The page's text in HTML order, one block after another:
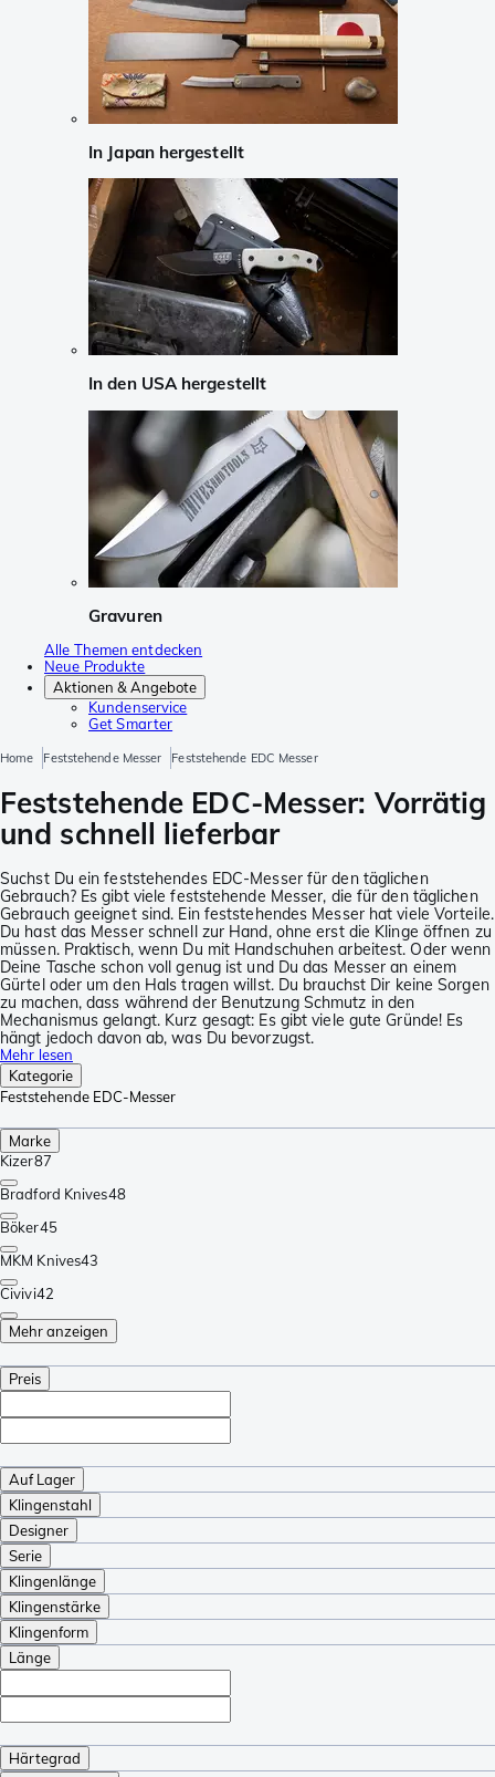
In Japan hergestellt
In den USA hergestellt
Gravuren
Alle Themen entdecken
Neue Produkte
Aktionen & Angebote
Kundenservice
Get Smarter
Home Feststehende Messer Feststehende EDC Messer
Feststehende EDC-Messer: Vorrätig
und schnell lieferbar
Suchst Du ein feststehendes EDC-Messer für den täglichen
Gebrauch? Es gibt viele feststehende Messer, die für den täglichen
Gebrauch geeignet sind. Ein feststehendes Messer hat viele Vorteile.
Du hast das Messer schnell zur Hand, ohne erst die Klinge öffnen zu
müssen. Praktisch, wenn Du mit Handschuhen arbeitest. Oder wenn
Deine Tasche schon voll genug ist und Du das Messer an einem
Gürtel oder um den Hals tragen willst. Du brauchst Dir keine Sorgen
zu machen, dass während der Benutzung Schmutz in den
Mechanismus gelangt. Kurz gesagt: Es gibt viele gute Gründe! Es
hängt jedoch davon ab, was Du bevorzugst.
Mehr lesen
Kategorie
Feststehende EDC-Messer
Marke
Kizer87
Bradford Knives48
Böker45
MKM Knives43
Civivi42
Mehr anzeigen
Preis
Auf Lager
Klingenstahl
Designer
Serie
Klingenlänge
Klingenstärke
Klingenform
Länge
Härtegrad